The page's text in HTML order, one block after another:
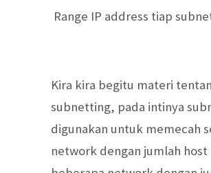
Range IP address tiap
Kira kira begitu materi
subnetting, pada intinya
digunakan untuk memecah
network dengan jumlah host